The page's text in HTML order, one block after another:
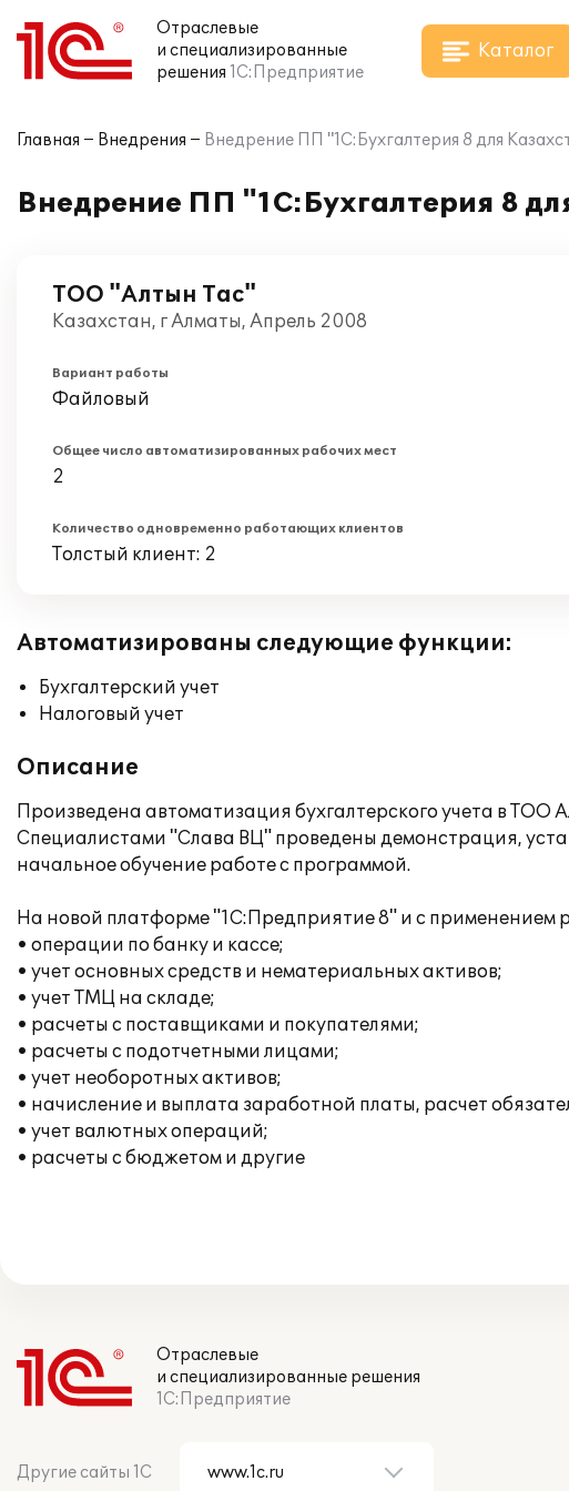
Отраслевые
и специализированные
решения 1С:Предприятие
Каталог
Главная Внедрения Внедрение ПП "1С:Бухгалтерия 8 для
Внедрение ПП "1С:Бухгалтерия 8
ТОО "Алтын Тас"
Казахстан, г Алматы, Апрель 2008
Вариант работы
Файловый
Общее число автоматизированных рабочих мест
2
Количество одновременно работающих клиентов
Толстый клиент: 2
Автоматизированы следующие функции:
Бухгалтерский учет
Налоговый учет
Описание
Произведена автоматизация бухгалтерского учета в
Специалистами "Слава ВЦ" проведены демонстрация,
начальное обучение работе с программой.
На новой платформе "1С:Предприятие 8" и с применением
• операции по банку и кассе;
• учет основных средств и нематериальных активов;
• учет ТМЦ на складе;
• расчеты с поставщиками и покупателями;
• расчеты с подотчетными лицами;
• учет необоротных активов;
• начисление и выплата заработной платы, расчет
• учет валютных операций;
• расчеты с бюджетом и другие
Отраслевые
и специализированные решения
1С:Предприятие
Другие сайты 1С